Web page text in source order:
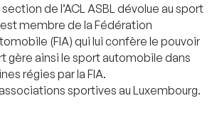
section de l’ACL ASBL dévolue au sport
membre de la Fédération
(FIA) qui lui confère le pouvoir
gère ainsi le sport automobile dans
régies par la FIA.
sportives au Luxembourg.